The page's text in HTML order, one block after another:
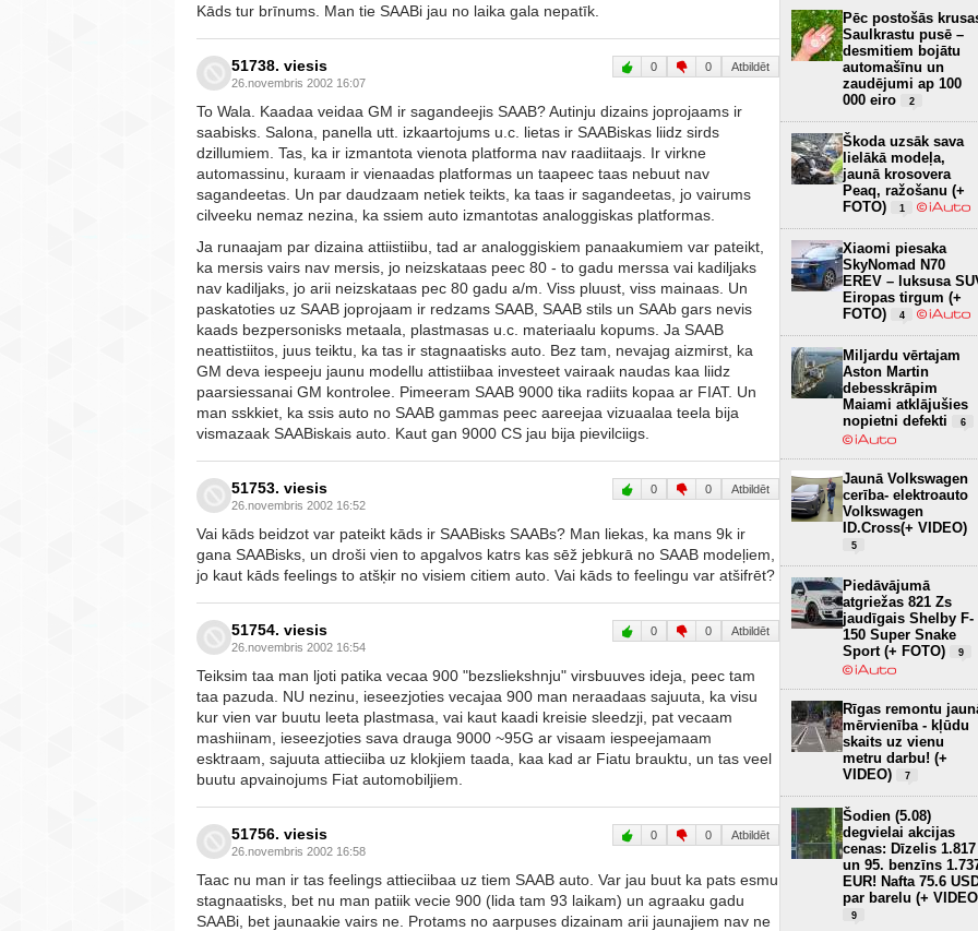
Kāds tur brīnums. Man tie SAABi jau no laika gala nepatīk.
51738. viesis
26.novembris 2002 16:07
0 0 Atbildēt
To Wala. Kaadaa veidaa GM ir sagandeejis SAAB? Autinju dizains joprojaams ir
saabisks. Salona, panella utt. izkaartojums u.c. lietas ir SAABiskas liidz sirds
dzillumiem. Tas, ka ir izmantota vienota platforma nav raadiitaajs. Ir virkne
automassinu, kuraam ir vienaadas platformas un taapeec taas nebuut nav
sagandeetas. Un par daudzaam netiek teikts, ka taas ir sagandeetas, jo vairums
cilveeku nemaz nezina, ka ssiem auto izmantotas analoggiskas platformas.
Ja runaajam par dizaina attiistiibu, tad ar analoggiskiem panaakumiem var pateikt,
ka mersis vairs nav mersis, jo neizskataas peec 80 - to gadu merssa vai kadiljaks
nav kadiljaks, jo arii neizskataas pec 80 gadu a/m. Viss pluust, viss mainaas. Un
paskatoties uz SAAB joprojaam ir redzams SAAB, SAAB stils un SAAb gars nevis
kaads bezpersonisks metaala, plastmasas u.c. materiaalu kopums. Ja SAAB
neattistiitos, juus teiktu, ka tas ir stagnaatisks auto. Bez tam, nevajag aizmirst, ka
GM deva iespeeju jaunu modellu attistiibaa investeet vairaak naudas kaa liidz
paarsiessanai GM kontrolee. Pimeeram SAAB 9000 tika radiits kopaa ar FIAT. Un
man sskkiet, ka ssis auto no SAAB gammas peec aareejaa vizuaalaa teela bija
vismazaak SAABiskais auto. Kaut gan 9000 CS jau bija pievilciigs.
51753. viesis
26.novembris 2002 16:52
0 0 Atbildēt
Vai kāds beidzot var pateikt kāds ir SAABisks SAABs? Man liekas, ka mans 9k ir
gana SAABisks, un droši vien to apgalvos katrs kas sēž jebkurā no SAAB modeļiem,
jo kaut kāds feelings to atšķir no visiem citiem auto. Vai kāds to feelingu var atšifrēt?
51754. viesis
26.novembris 2002 16:54
0 0 Atbildēt
Teiksim taa man ljoti patika vecaa 900 "bezsliekshnju" virsbuuves ideja, peec tam
taa pazuda. NU nezinu, ieseezjoties vecajaa 900 man neraadaas sajuuta, ka visu
kur vien var buutu leeta plastmasa, vai kaut kaadi kreisie sleedzji, pat vecaam
mashiinam, ieseezjoties sava drauga 9000 ~95G ar visaam iespeejamaam
esktraam, sajuuta attieciiba uz klokjiem taada, kaa kad ar Fiatu brauktu, un tas veel
buutu apvainojums Fiat automobiljiem.
51756. viesis
26.novembris 2002 16:58
0 0 Atbildēt
Taac nu man ir tas feelings attieciibaa uz tiem SAAB auto. Var jau buut ka pats esmu
stagnaatisks, bet nu man patiik vecie 900 (lida tam 93 laikam) un agraaku gadu
SAABi, bet jaunaakie vairs ne. Protams no aarpuses dizainam arii jaunajiem nav ne
Pēc postošās
Saulkrastu pusē –
desmitiem bojātu
automašīnu un
zaudējumi ap 100
000 eiro
2
Škoda uzsāk sava
lielākā modeļa,
jaunā krosovera
Peaq, ražošanu (+
FOTO)
1
Xiaomi piesaka
SkyNomad N70
EREV – luksusa
Eiropas tirgum (+
FOTO)
4
Miljardu vērtajam
Aston Martin
debesskrāpim
Maiami atklājušies
nopietni defekti
6
Jaunā Volkswagen
cerība- elektroauto
Volkswagen
ID.Cross(+ VIDEO)
5
Piedāvājumā
atgriežas 821 Zs
jaudīgais Shelby F-
150 Super Snake
Sport (+ FOTO)
9
Rīgas remontu
mērvienība - kļūdu
skaits uz vienu
metru darbu! (+
VIDEO)
7
Šodien (5.08)
degvielai akcijas
cenas: Dīzelis 1.817
un 95. benzīns
EUR! Nafta 75.6
par barelu (+
9